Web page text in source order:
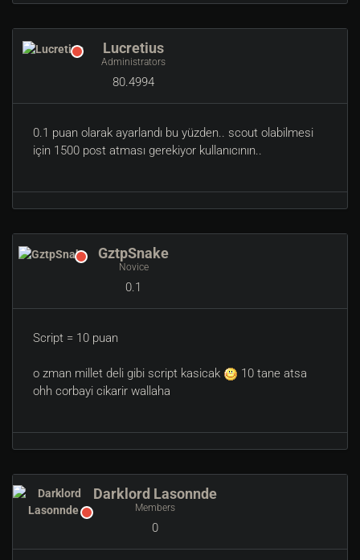
Lucretius
Administrators
80.4994
0.1 puan olarak ayarlandı bu yüzden.. scout olabilmesi
için 1500 post atması gerekiyor kullanıcının..
GztpSnake
Novice
0.1
Script = 10 puan
o zman millet deli gibi script kasicak
10 tane atsa
ohh corbayi cikarir wallaha
Darklord Lasonnde
Members
0